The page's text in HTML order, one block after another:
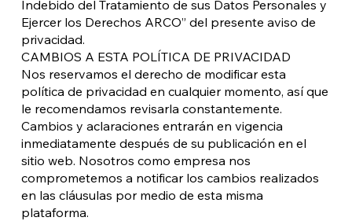
Indebido del Tratamiento de sus Datos Personales y
Ejercer los Derechos ARCO” del presente aviso de
privacidad.
CAMBIOS A ESTA POLÍTICA DE PRIVACIDAD
Nos reservamos el derecho de modificar esta
política de privacidad en cualquier momento, así que
le recomendamos revisarla constantemente.
Cambios y aclaraciones entrarán en vigencia
inmediatamente después de su publicación en el
sitio web. Nosotros como empresa nos
comprometemos a notificar los cambios realizados
en las cláusulas por medio de esta misma
plataforma.